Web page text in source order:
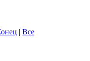
| Все